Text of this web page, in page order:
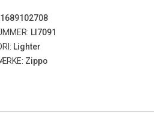
LI7091
Lighter
Zippo